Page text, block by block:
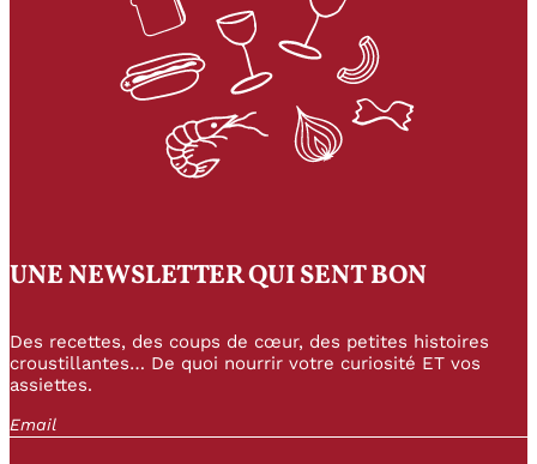
UNE NEWSLETTER QUI SENT BON
Des recettes, des coups de cœur, des petites histoires
croustillantes… De quoi nourrir votre curiosité ET vos
assiettes.